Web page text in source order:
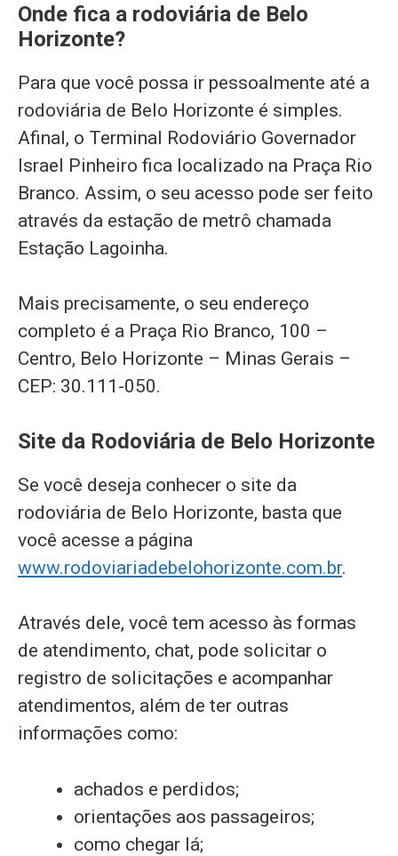
Onde fica a rodoviária de Belo
Horizonte?
Para que você possa ir pessoalmente até a
rodoviária de Belo Horizonte é simples.
Afinal, o Terminal Rodoviário Governador
Israel Pinheiro fica localizado na Praça Rio
Branco. Assim, o seu acesso pode ser feito
através da estação de metrô chamada
Estação Lagoinha.
Mais precisamente, o seu endereço
completo é a Praça Rio Branco, 100 –
Centro, Belo Horizonte – Minas Gerais –
CEP: 30.111-050.
Site da Rodoviária de Belo Horizonte
Se você deseja conhecer o site da
rodoviária de Belo Horizonte, basta que
você acesse a página
www.rodoviariadebelohorizonte.com.br.
Através dele, você tem acesso às formas
de atendimento, chat, pode solicitar o
registro de solicitações e acompanhar
atendimentos, além de ter outras
informações como:
achados e perdidos;
orientações aos passageiros;
como chegar lá;